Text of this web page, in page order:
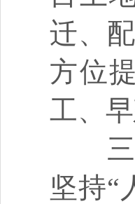
迁、
方位
工、
坚持“